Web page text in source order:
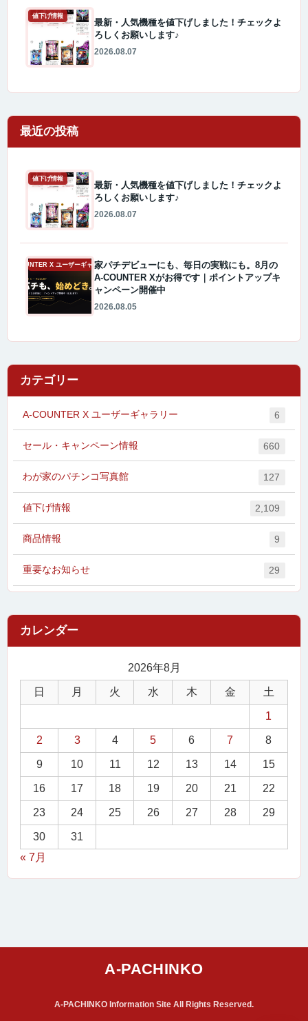
値下げ情報
最新・人気機種を値下げしました！チェックよ
ろしくお願いします♪
2026.08.07
最近の投稿
値下げ情報
最新・人気機種を値下げしました！チェックよ
ろしくお願いします♪
2026.08.07
A-COUNTER X ユーザーギャラリー家パチデビューにも、毎日の実戦にも。8月の
A-COUNTER Xがお得です｜ポイントアップキ
ャンペーン開催中
2026.08.05
カテゴリー
A-COUNTER X ユーザーギャラリー 6
セール・キャンペーン情報 660
わが家のパチンコ写真館 127
値下げ情報 2,109
商品情報 9
重要なお知らせ 29
2026年8月
日 月 火 水 木 金 土
1
2 3 4 5 6 7 8
9 10 11 12 13 14 15
16 17 18 19 20 21 22
23 24 25 26 27 28 29
30
31
« 7月
A-PACHINKO Information Site All Rights Reserved.